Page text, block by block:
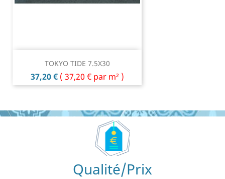
TOKYO TIDE 7.5X30
Prix
37,20 € ( 37,20 € par m² )
Qualité/Prix